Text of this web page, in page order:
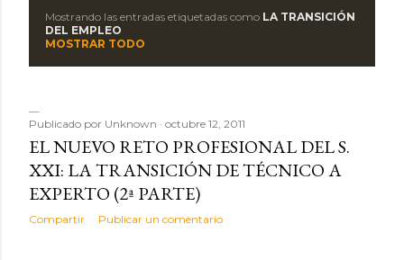
n
t
r
a
d
Mostrando las entradas etiquetadas como LA TRANSICIÓN
DEL EMPLEO
MOSTRAR TODO
Publicado por Unknown octubre 12, 2011
EL NUEVO RETO PROFESIONAL DEL S.
XXI: LA TRANSICIÓN DE TÉCNICO A
EXPERTO (2ª PARTE)
Compartir Publicar un comentario